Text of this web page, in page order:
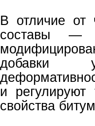
В отличие от
составы —
добавки
и регулируют
свойства